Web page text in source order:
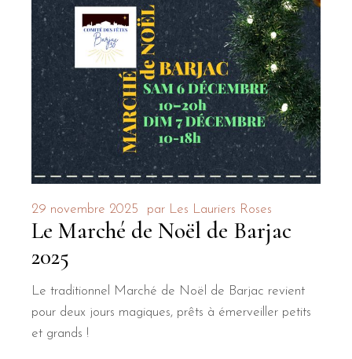
29 novembre 2025 par Les Lauriers Roses
Le Marché de Noël de Barjac
2025
Le traditionnel Marché de Noël de Barjac revient
pour deux jours magiques, prêts à émerveiller petits
et grands !